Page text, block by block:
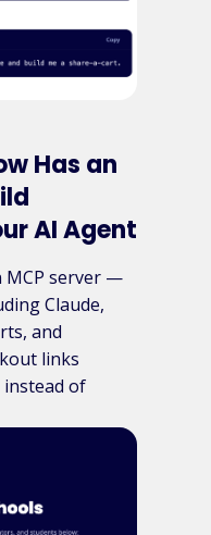
Has an
AI Agent
MCP server —
Claude,
and
links
of